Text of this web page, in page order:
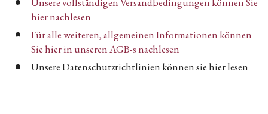
hier nachlesen
Für alle weiteren, allgemeinen Informationen können
Sie hier in unseren AGB-s nachlesen
Unsere Datenschutzrichtlinien können sie hier lesen